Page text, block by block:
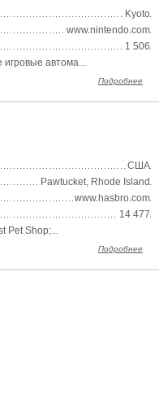
Kyoto
www.nintendo.com
1 506
игровые автома...
Подробнее
США
Pawtucket, Rhode Island
www.hasbro.com
14 477
Pet Shop;...
Подробнее